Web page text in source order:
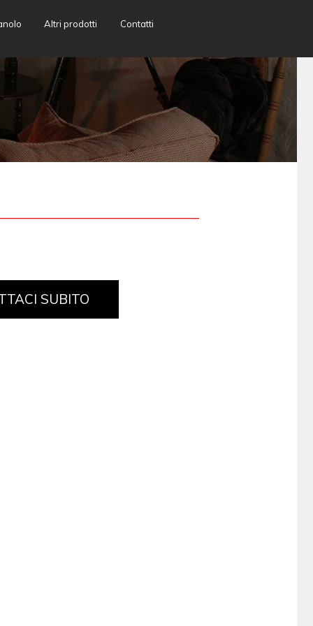
Altri prodotti Contatti
SUBITO